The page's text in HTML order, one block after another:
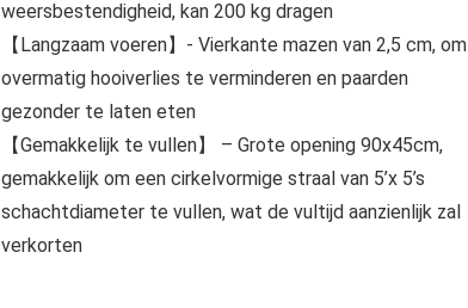
weersbestendigheid, kan 200 kg dragen
【Langzaam voeren】- Vierkante mazen van 2,5 cm, om
overmatig hooiverlies te verminderen en paarden
gezonder te laten eten
【Gemakkelijk te vullen】 – Grote opening 90x45cm,
gemakkelijk om een cirkelvormige straal van 5’x 5’s
schachtdiameter te vullen, wat de vultijd aanzienlijk zal
verkorten